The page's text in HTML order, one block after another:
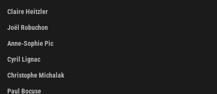
Claire Heitzler
Joël Robuchon
Anne-Sophie Pic
Cyril Lignac
Christophe Michalak
Paul Bocuse